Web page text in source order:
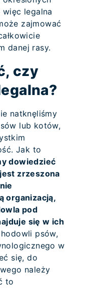
legalna
zajmować
danej rasy.
czy
natknęliśmy
lub kotów,
Jak to
dowiedzieć
zrzeszona
organizacją,
pod
się w ich
psów,
w
się, do
należy
to